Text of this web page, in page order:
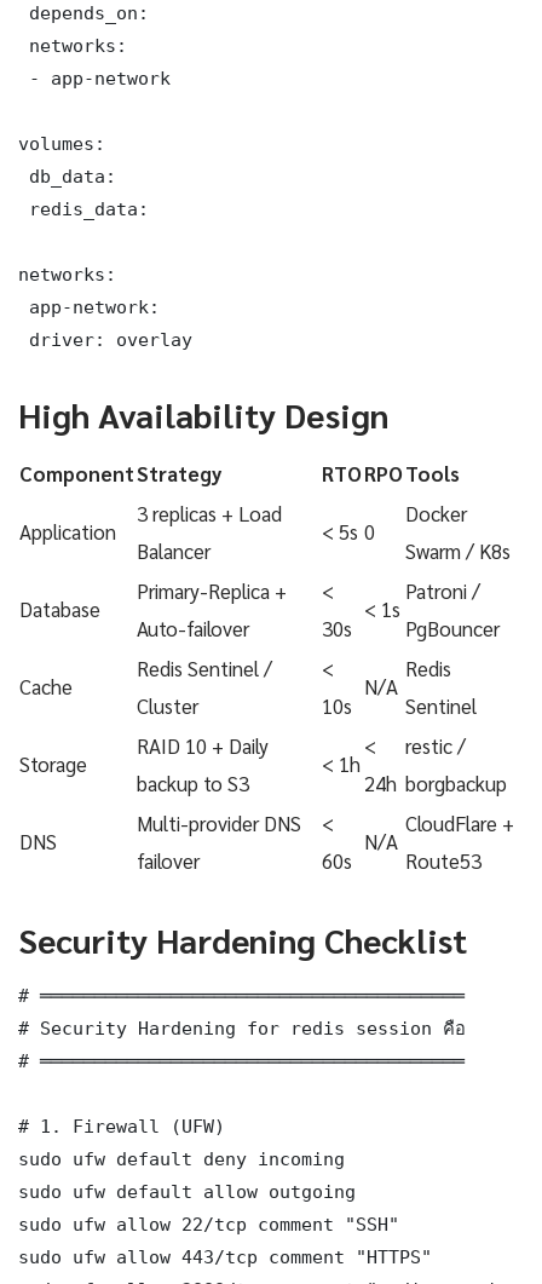
depends_on:
networks:
- app-network
volumes:
db_data:
redis_data:
networks:
app-network:
driver: overlay
High Availability Design
ComponentStrategy RTORPOTools
Application
3 replicas + Load
Balancer
< 5s 0
Docker
Swarm / K8s
Database
Primary-Replica +
Auto-failover
<
30s
< 1s
Patroni /
PgBouncer
Cache
Redis Sentinel /
Cluster
<
10s
N/A
Redis
Sentinel
Storage
RAID 10 + Daily
backup to S3
< 1h
<
24h
restic /
borgbackup
DNS
Multi-provider DNS
failover
<
60s
N/A
CloudFlare +
Route53
Security Hardening Checklist
# ═══════════════════════════════════════
# Security Hardening for redis session คือ
# ═══════════════════════════════════════
# 1. Firewall (UFW)
sudo ufw default deny incoming
sudo ufw default allow outgoing
sudo ufw allow 22/tcp comment "SSH"
sudo ufw allow 443/tcp comment "HTTPS"